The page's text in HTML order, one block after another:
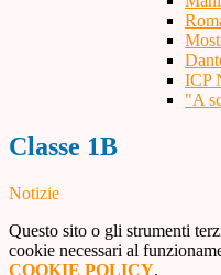
ICP
"A
Classe 1B
Notizie
Questo sito o gli strumenti
cookie necessari al
COOKIE POLICY.